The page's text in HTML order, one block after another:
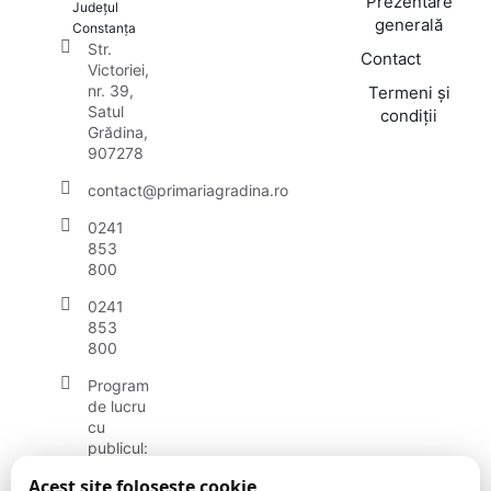
Județul
Constanța
Str.
Victoriei,
nr. 39,
Satul
Grădina,
907278
contact@primariagradina.ro
0241
853
800
0241
853
800
Program
de lucru
cu
publicul:
generală
Contact
Termeni și
condiții